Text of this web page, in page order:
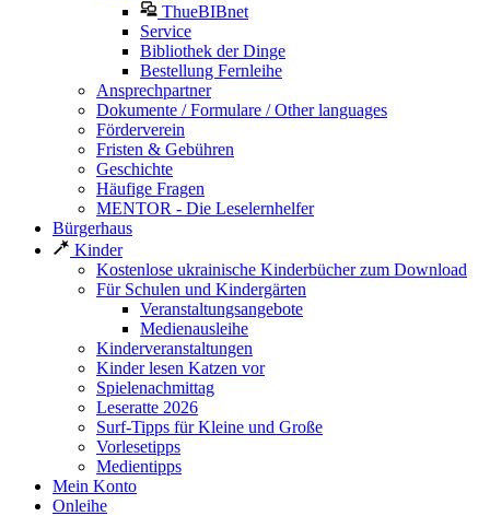
ThueBIBnet
Service
Bibliothek der Dinge
Bestellung Fernleihe
Ansprechpartner
Dokumente / Formulare / Other languages
Förderverein
Fristen & Gebühren
Geschichte
Häufige Fragen
MENTOR - Die Leselernhelfer
Bürgerhaus
Kinder
Kostenlose ukrainische Kinderbücher zum Download
Für Schulen und Kindergärten
Veranstaltungsangebote
Medienausleihe
Kinderveranstaltungen
Kinder lesen Katzen vor
Spielenachmittag
Leseratte 2026
Surf-Tipps für Kleine und Große
Vorlesetipps
Medientipps
Mein Konto
Onleihe